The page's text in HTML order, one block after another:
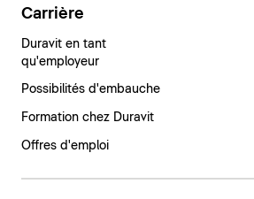
Carrière
Duravit en tant
qu'employeur
Possibilités d'embauche
Formation chez Duravit
Offres d'emploi